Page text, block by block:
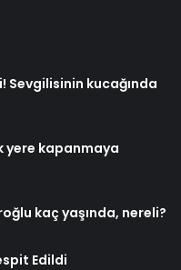
Sevgilisinin kucağında
yere kapanmaya
kaç yaşında, nereli?
Edildi